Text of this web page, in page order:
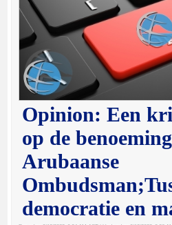
Opinion: Een
op de
Arubaanse
democratie en